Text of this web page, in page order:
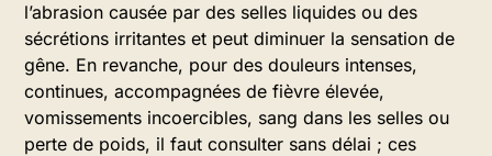
l’abrasion causée par des selles liquides ou des
sécrétions irritantes et peut diminuer la sensation de
gêne. En revanche, pour des douleurs intenses,
continues, accompagnées de fièvre élevée,
vomissements incoercibles, sang dans les selles ou
perte de poids, il faut consulter sans délai ; ces